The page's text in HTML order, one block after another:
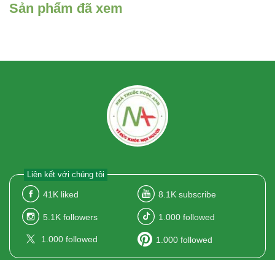
Sản phẩm đã xem
Liên kết với chúng tôi
41K liked 8.1K subscribe
5.1K followers 1.000 followed
1.000 followed 1.000 followed